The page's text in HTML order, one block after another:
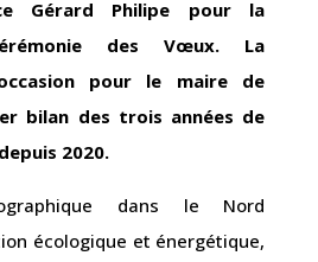
Gérard Philipe pour la
des Vœux. La
pour le maire de
bilan des trois années de
2020.
dans le Nord
écologique et énergétique,